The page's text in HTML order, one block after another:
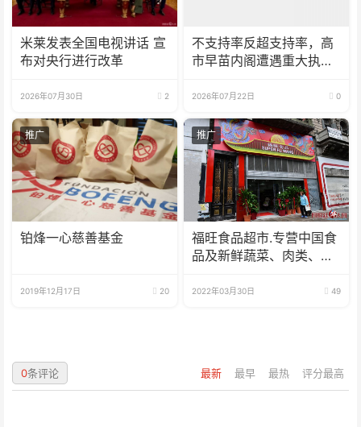
米莱发表全国电视讲话 宣
布对央行进行改革
2026年07月30日 2
不支持率反超支持率，高
市早苗内阁遭遇重大执政
2026年07月22日 0
推广
铂烽一心慈善基金
2019年12月17日 20
推广
福旺食品超市.专营中国食
品及新鲜蔬菜、肉类、
2022年03月30日 49
最新 最早 最热 评分最高
0条评论